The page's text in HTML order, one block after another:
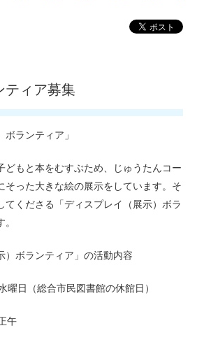
ティア募集
ボランティア」
どもと本をむすぶため、じゅうたんコー
そった大きな絵の展示をしています。そ
てくださる「ディスプレイ（展示）ボラ
）ボランティア」の活動内容
日（総合市民図書館の休館日）